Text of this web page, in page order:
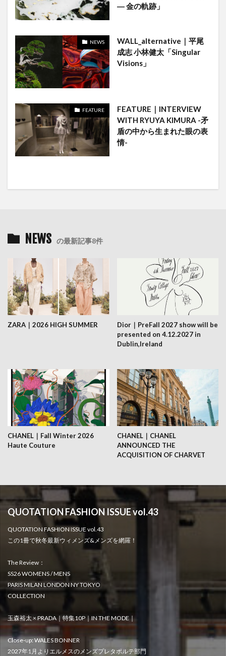
― 金の軌跡」
NEWS
WALL_alternative｜平尾
成志 小林健太「Singular
Visions」
FEATURE
FEATURE｜INTERVIEW
WITH RYUYA KIMURA -矛
盾の中から生まれた眼の表
情-
NEWS の最新記事8件
ZARA｜2026 HIGH SUMMER
Dior｜PreFall 2027 show will be
presented on 4.12.2027 in
Dublin,Ireland
CHANEL｜Fall Winter 2026
Haute Couture
CHANEL｜CHANEL
ANNOUNCED THE
ACQUISITION OF CHARVET
QUOTATION FASHION ISSUE vol.43
QUOTATION FASHION ISSUE vol.43
この1冊で秋冬最新ウィメンズ&メンズを網羅！
The Review：
SS26 WOMENS / MENS
PARIS MILAN LONDON NY TOKYO
COLLECTION
玉森裕太 × PRADA｜特集10P｜IN THE MODE｜
Close-up: WALES BONNER
2027年1月よりエルメスのメンズプレタポルテ部門